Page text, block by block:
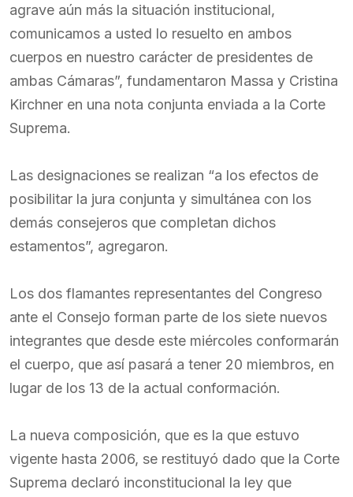
agrave aún más la situación institucional,
comunicamos a usted lo resuelto en ambos
cuerpos en nuestro carácter de presidentes de
ambas Cámaras”, fundamentaron Massa y Cristina
Kirchner en una nota conjunta enviada a la Corte
Suprema.
Las designaciones se realizan “a los efectos de
posibilitar la jura conjunta y simultánea con los
demás consejeros que completan dichos
estamentos”, agregaron.
Los dos flamantes representantes del Congreso
ante el Consejo forman parte de los siete nuevos
integrantes que desde este miércoles conformarán
el cuerpo, que así pasará a tener 20 miembros, en
lugar de los 13 de la actual conformación.
La nueva composición, que es la que estuvo
vigente hasta 2006, se restituyó dado que la Corte
Suprema declaró inconstitucional la ley que